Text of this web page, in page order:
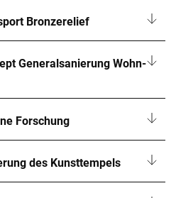
Bronzerelief
Generalsanierung Wohn-
Forschung
des Kunsttempels